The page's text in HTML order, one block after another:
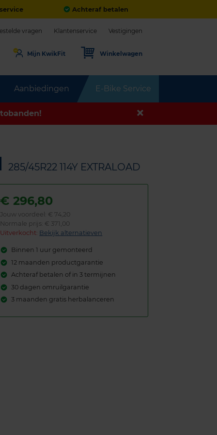
Achteraf betalen
Aanbiedingen E-Bike Service
vragen Klantenservice Vestigingen
Mijn KwikFit Winkelwagen
285/45R22 114Y EXTRALOAD
€296,80
Jouw voordeel: € 74,20
Normale prijs: € 371,00
Uitverkocht: Bekijk alternatieven
Binnen 1 uur gemonteerd
12 maanden productgarantie
Achteraf betalen of in 3 termijnen
30 dagen omruilgarantie
3 maanden gratis herbalanceren